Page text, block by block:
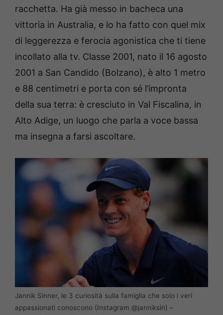
racchetta. Ha già messo in bacheca una
vittoria in Australia, e lo ha fatto con quel mix
di leggerezza e ferocia agonistica che ti tiene
incollato alla tv. Classe 2001, nato il 16 agosto
2001 a San Candido (Bolzano), è alto 1 metro
e 88 centimetri e porta con sé l’impronta
della sua terra: è cresciuto in Val Fiscalina, in
Alto Adige, un luogo che parla a voce bassa
ma insegna a farsi ascoltare.
Jannik Sinner, le 3 curiosità sulla famiglia che solo i veri
appassionati conoscono (Instagram @janniksin) –